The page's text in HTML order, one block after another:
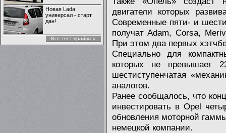
Новая Lada
универсал - старт
дан!
Все тест-врайвы »
двигатели которых
Современные пяти- и
получат Adam, Corsa,
При этом два первых
Специально для
которых не превышает
шестиступенчатая
аналогов.
Ранее сообщалось, что
инвестировать в Opel
обновления моторной
немецкой компании.